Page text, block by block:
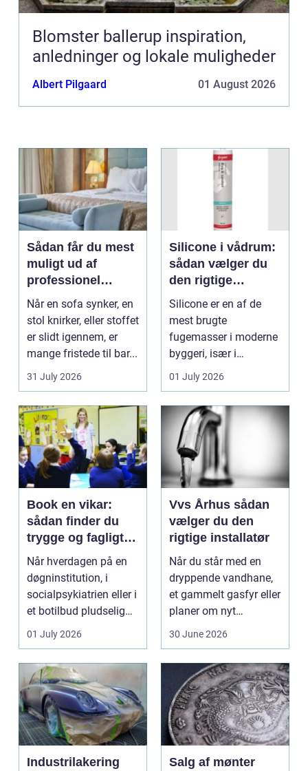
Blomster ballerup inspiration,
anledninger og lokale muligheder
Albert Pilgaard 01 August 2026
Sådan får du mest
muligt ud af
professionel
møbelpolstring
Når en sofa synker, en
stol knirker, eller stoffet
er slidt igennem, er
mange fristede til bar...
31 July 2026
Silicone i vådrum:
sådan vælger du
den rigtige
fugemasse
Silicone er en af de
mest brugte
fugemasser i moderne
byggeri, især i
badeværelser,
køkkener og andr...
01 July 2026
Book en vikar:
sådan finder du
trygge og fagligt
stærke løsninger
Når hverdagen på en
døgninstitution, i
socialpsykiatrien eller i
et botilbud pludselig
ændrer sig, k...
01 July 2026
Vvs Århus sådan
vælger du den
rigtige installatør
Når du står med en
dryppende vandhane,
et gammelt gasfyr eller
planer om nyt
badeværelse, bliver
30 June 2026
Industrilakering
Salg af mønter